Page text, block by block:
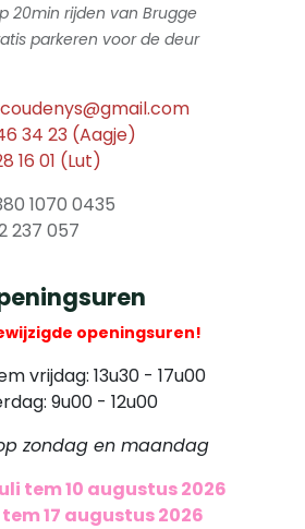
20min rijden van Brugge
parkeren voor de deur
34 23 (Aagje)
16 01 (Lut)
1070 0435
237 057
openingsuren!
vrijdag: 13u30 - 17u00
9u00 - 12u00
zondag en maandag
juli tem 10 augustus 2026
tem 17 augustus 2026